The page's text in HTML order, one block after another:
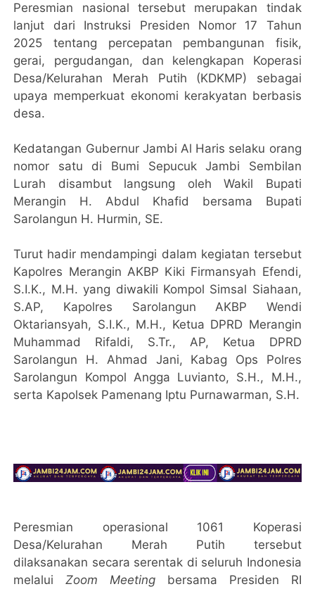
Peresmian nasional tersebut merupakan tindak
lanjut dari Instruksi Presiden Nomor 17 Tahun
2025 tentang percepatan pembangunan fisik,
gerai, pergudangan, dan kelengkapan Koperasi
Desa/Kelurahan Merah Putih (KDKMP) sebagai
upaya memperkuat ekonomi kerakyatan berbasis
desa.
Kedatangan Gubernur Jambi Al Haris selaku orang
nomor satu di Bumi Sepucuk Jambi Sembilan
Lurah disambut langsung oleh Wakil Bupati
Merangin H. Abdul Khafid bersama Bupati
Sarolangun H. Hurmin, SE.
Turut hadir mendampingi dalam kegiatan tersebut
Kapolres Merangin AKBP Kiki Firmansyah Efendi,
S.I.K., M.H. yang diwakili Kompol Simsal Siahaan,
S.AP, Kapolres Sarolangun AKBP Wendi
Oktariansyah, S.I.K., M.H., Ketua DPRD Merangin
Muhammad Rifaldi, S.Tr., AP, Ketua DPRD
Sarolangun H. Ahmad Jani, Kabag Ops Polres
Sarolangun Kompol Angga Luvianto, S.H., M.H.,
serta Kapolsek Pamenang Iptu Purnawarman, S.H.
Peresmian operasional 1061 Koperasi
Desa/Kelurahan Merah Putih tersebut
dilaksanakan secara serentak di seluruh Indonesia
melaluiZoom Meeting bersama Presiden RI